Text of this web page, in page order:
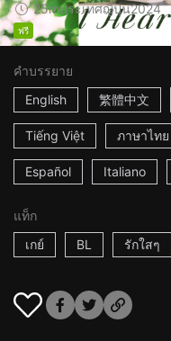
25mประเทศญี่ปุ่น2024
ฟรี
คำบรรยาย
English
繁體中文
Tiếng Việt ภาษาไทย
Español Italiano
แท็ก
เกย์
BL รักใสๆ